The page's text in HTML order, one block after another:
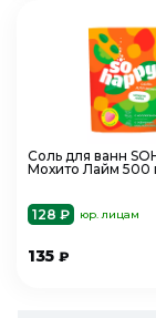
Соль для ванн
Мохито Лайм 500
128 ₽ юр. лицам
135 ₽